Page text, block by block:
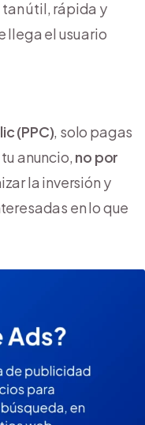
útil, rápida y
llega el usuario
(PPC), solo pagas
anuncio, no por
la inversión y
en lo que